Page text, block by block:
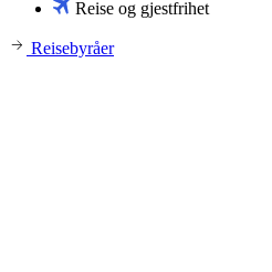
Reise og gjestfrihet
Reisebyråer